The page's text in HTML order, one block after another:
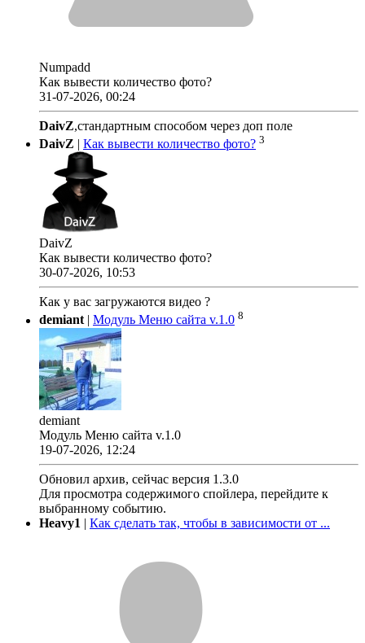
Numpadd
Как вывести количество фото?
31-07-2026, 00:24
DaivZ,стандартным способом через доп поле
DaivZ | Как вывести количество фото? 3
DaivZ
Как вывести количество фото?
30-07-2026, 10:53
Как у вас загружаются видео ?
demiant| Модуль Меню сайта v.1.0 8
demiant
Модуль Меню сайта v.1.0
19-07-2026, 12:24
Обновил архив, сейчас версия 1.3.0
Для просмотра содержимого спойлера, перейдите к
выбранному событию.
Heavy1 | Как сделать так, чтобы в зависимости от ...